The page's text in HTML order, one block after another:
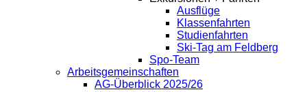
Ausflüge
Klassenfahrten
Studienfahrten
Ski-Tag am Feldberg
Spo-Team
Arbeitsgemeinschaften
AG-Überblick 2025/26